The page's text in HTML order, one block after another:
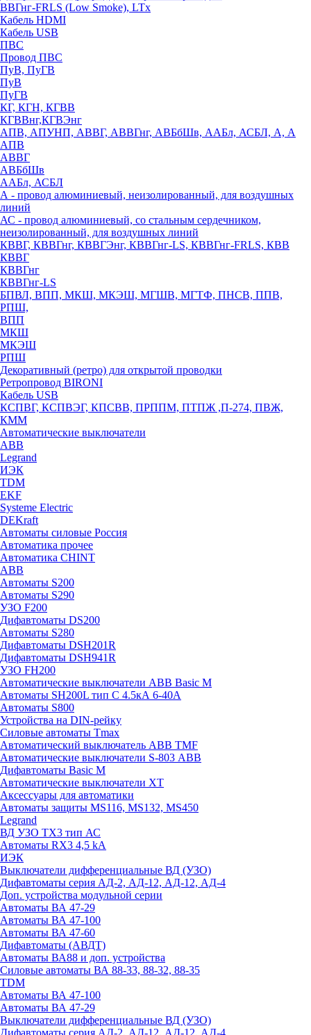
ВВГнг-FRLS (Low Smoke), LTx
Кабель HDMI
Кабель USB
ПВС
Провод ПВС
ПуВ, ПуГВ
ПуВ
ПуГВ
КГ, КГН, КГВВ
КГВВнг,КГВЭнг
АПВ, АПУНП, АВВГ, АВВГнг, АВБбШв, ААБл, АСБЛ, А, А
АПВ
АВВГ
АВБбШв
ААБл, АСБЛ
А - провод алюминиевый, неизолированный, для воздушных
линий
АС - провод алюминиевый, со стальным сердечником,
неизолированный, для воздушных линий
КВВГ, КВВГнг, КВВГЭнг, КВВГнг-LS, КВВГнг-FRLS, КВВ
КВВГ
КВВГнг
КВВГнг-LS
БПВЛ, ВПП, МКШ, МКЭШ, МГШВ, МГТФ, ПНСВ, ППВ,
РПШ,
ВПП
МКШ
МКЭШ
РПШ
Декоративный (ретро) для открытой проводки
Ретропровод BIRONI
Кабель USB
КСПВГ, КСПВЭГ, КПСВВ, ПРППМ, ПТПЖ ,П-274, ПВЖ,
КММ
Автоматические выключатели
ABB
Legrand
ИЭК
TDM
EKF
Systeme Electric
DEKraft
Автоматы силовые Россия
Автоматика прочее
Автоматика CHINT
ABB
Автоматы S200
Автоматы S290
УЗО F200
Дифавтоматы DS200
Автоматы S280
Дифавтоматы DSH201R
Дифавтоматы DSH941R
УЗО FH200
Автоматические выключатели ABB Basic M
Автоматы SH200L тип С 4.5кА 6-40А
Автоматы S800
Устройства на DIN-рейку
Силовые автоматы Tmax
Автоматический выключатель ABB TMF
Автоматические выключатели S-803 АВВ
Дифавтоматы Basic M
Автоматические выключатели XT
Аксессуары для автоматики
Автоматы защиты MS116, MS132, MS450
Legrand
ВД УЗО TX3 тип АС
Автоматы RX3 4,5 kA
ИЭК
Выключатели дифференциальные ВД (УЗО)
Дифавтоматы серия АД-2, АД-12, АД-12, АД-4
Доп. устройства модульной серии
Автоматы ВА 47-29
Автоматы ВА 47-100
Автоматы ВА 47-60
Дифавтоматы (АВДТ)
Автоматы ВА88 и доп. устройства
Силовые автоматы ВА 88-33, 88-32, 88-35
TDM
Автоматы ВА 47-100
Автоматы ВА 47-29
Выключатели дифференциальные ВД (УЗО)
Дифавтоматы серия АД-2, АД-12, АД-12, АД-4